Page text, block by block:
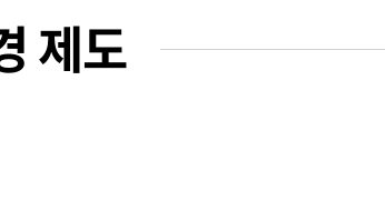
제도